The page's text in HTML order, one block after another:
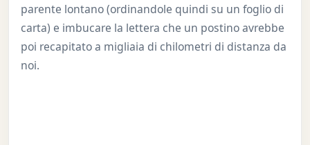
parente lontano (ordinandole quindi su un foglio di
carta) e imbucare la lettera che un postino avrebbe
poi recapitato a migliaia di chilometri di distanza da
noi.